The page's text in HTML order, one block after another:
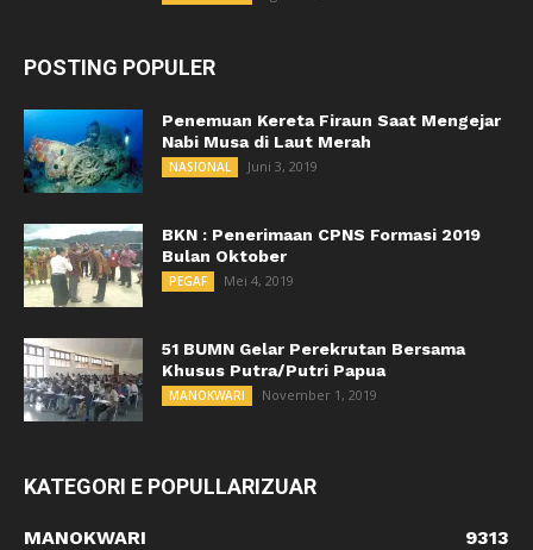
POSTING POPULER
Penemuan Kereta Firaun Saat Mengejar
Nabi Musa di Laut Merah
NASIONAL Juni 3, 2019
BKN : Penerimaan CPNS Formasi 2019
Bulan Oktober
PEGAF Mei 4, 2019
51 BUMN Gelar Perekrutan Bersama
Khusus Putra/Putri Papua
MANOKWARI November 1, 2019
KATEGORI E POPULLARIZUAR
MANOKWARI
9313